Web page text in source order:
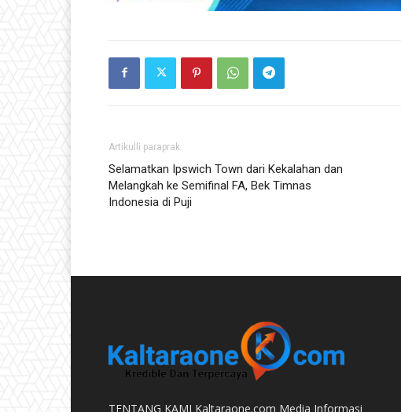
Artikulli paraprak
Selamatkan Ipswich Town dari Kekalahan dan
Melangkah ke Semifinal FA, Bek Timnas
Indonesia di Puji
TENTANG KAMI Kaltaraone.com Media Informasi